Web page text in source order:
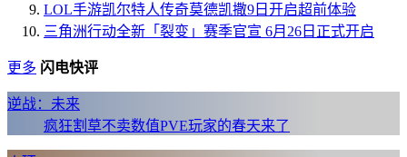
LOL手游凯尔特人传奇莫德凯撒9日开启超前体验
三角洲行动全新「裂变」赛季官宣 6月26日正式开启
更多 闪电快评
逆战：未来
疯狂割草不卖数值PVE玩家的春天来了